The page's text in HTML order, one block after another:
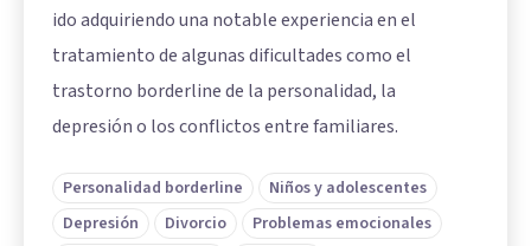
ido adquiriendo una notable experiencia en el
tratamiento de algunas dificultades como el
trastorno borderline de la personalidad, la
depresión o los conflictos entre familiares.
Personalidad borderline
Niños y adolescentes
Depresión
Divorcio
Problemas emocionales